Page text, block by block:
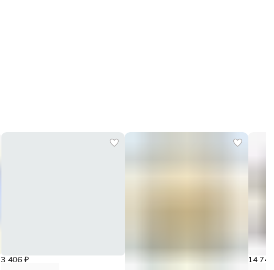
3 406 ₽ 14